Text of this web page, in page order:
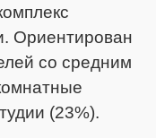
Ориентирован
со средним
(23%).